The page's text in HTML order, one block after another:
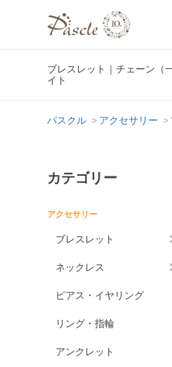
ブレスレット｜チェーン（
イト
パスクル アクセサリー
カテゴリー
アクセサリー
ブレスレット
ネックレス
ピアス・イヤリング
リング・指輪
アンクレット